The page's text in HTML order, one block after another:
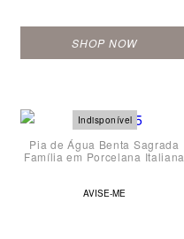
SHOP NOW
Pia de Água Benta Sagrada
Família em Porcelana Italiana
AVISE-ME